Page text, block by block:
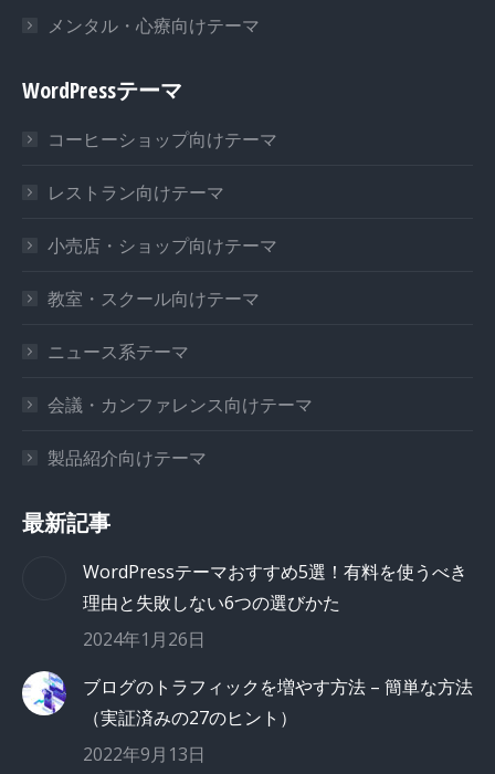
メンタル・心療向けテーマ
WordPressテーマ
コーヒーショップ向けテーマ
レストラン向けテーマ
小売店・ショップ向けテーマ
教室・スクール向けテーマ
ニュース系テーマ
会議・カンファレンス向けテーマ
製品紹介向けテーマ
最新記事
WordPressテーマおすすめ5選！有料を使うべき
理由と失敗しない6つの選びかた
2024年1月26日
ブログのトラフィックを増やす方法 – 簡単な方法
（実証済みの27のヒント）
2022年9月13日